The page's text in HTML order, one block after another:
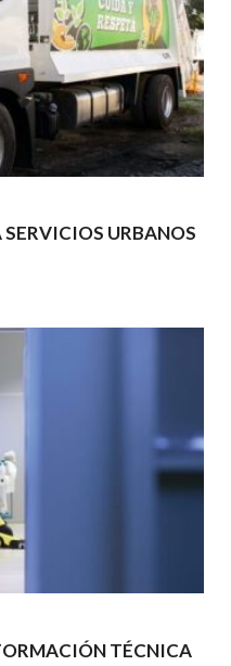
URBANOS
TÉCNICA